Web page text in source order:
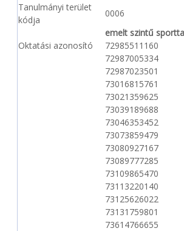
Tanulmányi terület
kódja
0006
emelt szintű
Oktatási azonosító
72985511160
72987005334
72987023501
73016815761
73021359625
73039189688
73046353452
73073859479
73080927167
73089777285
73109865470
73113220140
73125626022
73131759801
73614766655